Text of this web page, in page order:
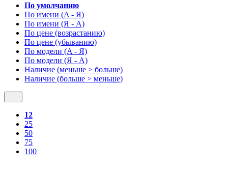
По умолчанию
По имени (A - Я)
По имени (Я - A)
По цене (возрастанию)
По цене (убыванию)
По модели (A - Я)
По модели (Я - A)
Наличие (меньше > больше)
Наличие (больше > меньше)
12
25
50
75
100